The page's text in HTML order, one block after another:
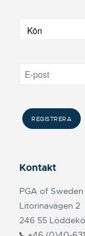
Kontakt
PGA of Sweden
Litorinavägen 2
246 55